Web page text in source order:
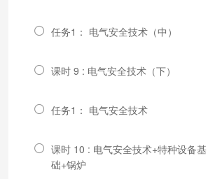
任务1： 电气安全技术（中）
课时 9 : 电气安全技术（下）
任务1： 电气安全技术
课时 10 : 电气安全技术+特种设备基
础+锅炉